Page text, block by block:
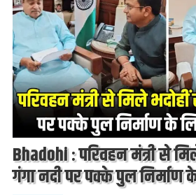
Bhadohi : परिवहन मंत्री से
गंगा नदी पर पक्के पुल निर्माण